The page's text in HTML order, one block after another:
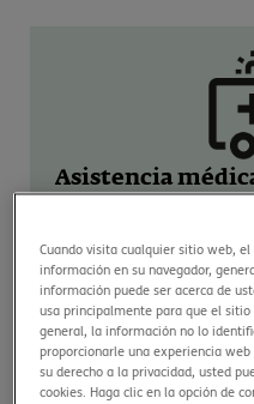
Asistencia
ilimitados. La asistencia
nada por adelantado.
Cuando visita cualquier sitio web,
información en su navegador,
información puede ser acerca de
usa principalmente para que el
general, la información no lo
proporcionarle una experiencia
su derecho a la privacidad, usted
cookies. Haga clic en la opción de